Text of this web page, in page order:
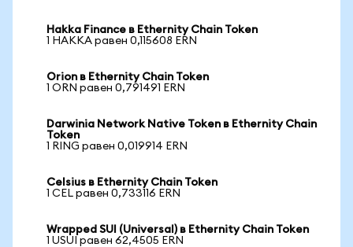
Hakka Finance в Ethernity Chain Token
1 HAKKA равен 0,115608 ERN
Orion в Ethernity Chain Token
1 ORN равен 0,791491 ERN
Darwinia Network Native Token в Ethernity Chain
Token
1 RING равен 0,019914 ERN
Celsius в Ethernity Chain Token
1 CEL равен 0,733116 ERN
Wrapped SUI (Universal) в Ethernity Chain Token
1 USUI равен 62,4505 ERN